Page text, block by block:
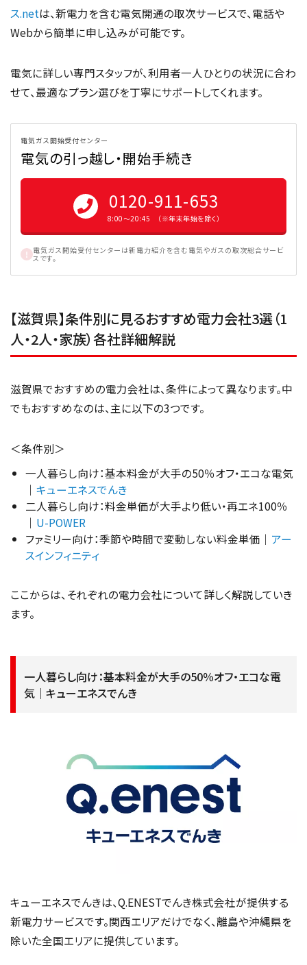
ス.netは、新電力を含む電気開通の取次サービスで、電話や
Webから簡単に申し込みが可能です。
電気に詳しい専門スタッフが、利用者一人ひとりの状況に合わ
せて、最適なプラン選びを丁寧にサポートしてくれます。
電気ガス開始受付センター
電気の引っ越し・開始手続き
0120-911-653
8:00〜20:45 （※年末年始を除く）
電気ガス開始受付センターは新電力紹介を含む電気やガスの取次総合サービ
スです。
【滋賀県】条件別に見るおすすめ電力会社3選（1
人・2人・家族）各社詳細解説
滋賀県でおすすめの電力会社は、条件によって異なります。中
でもおすすめなのは、主に以下の3つです。
＜条件別＞
一人暮らし向け：基本料金が大手の50％オフ・エコな電気
｜ キューエネスでんき
二人暮らし向け：料金単価が大手より低い・再エネ100％
｜ U-POWER
ファミリー向け：季節や時間で変動しない料金単価｜ アー
スインフィニティ
ここからは、それぞれの電力会社について詳しく解説していき
ます。
一人暮らし向け：基本料金が大手の50％オフ・エコな電
気｜キューエネスでんき
キューエネスでんきは、Q.ENESTでんき株式会社が提供する
新電力サービスです。関西エリアだけでなく、離島や沖縄県を
除いた全国エリアに提供しています。